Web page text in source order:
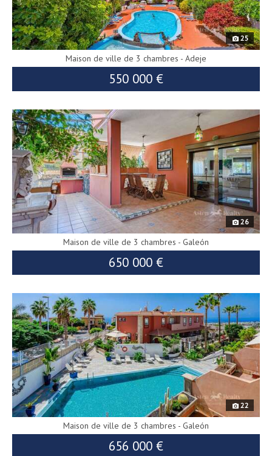
25
Maison de ville de 3 chambres - Adeje
550 000 €
26
Maison de ville de 3 chambres - Galeón
650 000 €
22
Maison de ville de 3 chambres - Galeón
656 000 €